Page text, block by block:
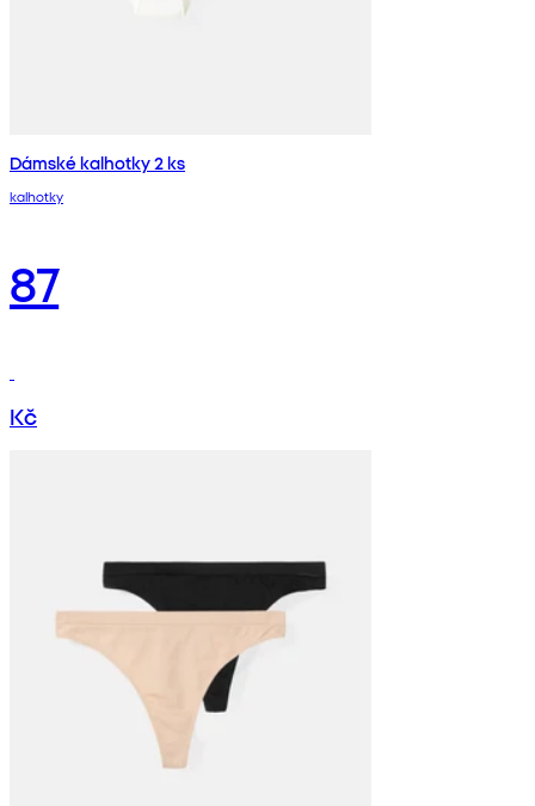
Dámské kalhotky 2 ks
kalhotky
87
Kč